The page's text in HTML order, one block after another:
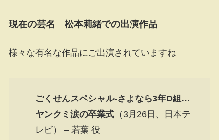
現在の芸名 松本莉緒での出演作品
様々な有名な作品にご出演されていますね
ごくせんスペシャル-さよなら3年D組…
ヤンクミ涙の卒業式（3月26日、日本テ
レビ） – 若葉 役